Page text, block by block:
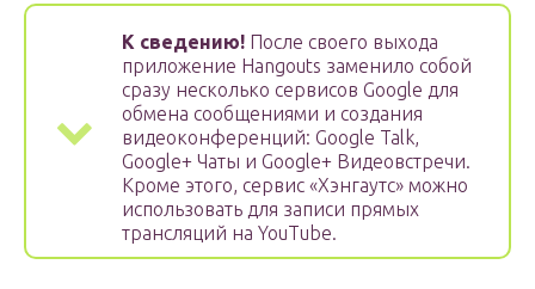
К сведению! После своего выхода
приложение Hangouts заменило собой
сразу несколько сервисов Google для
обмена сообщениями и создания
видеоконференций: Google Talk,
Google+ Чаты и Google+ Видеовстречи.
Кроме этого, сервис «Хэнгаутс» можно
использовать для записи прямых
трансляций на YouTube.